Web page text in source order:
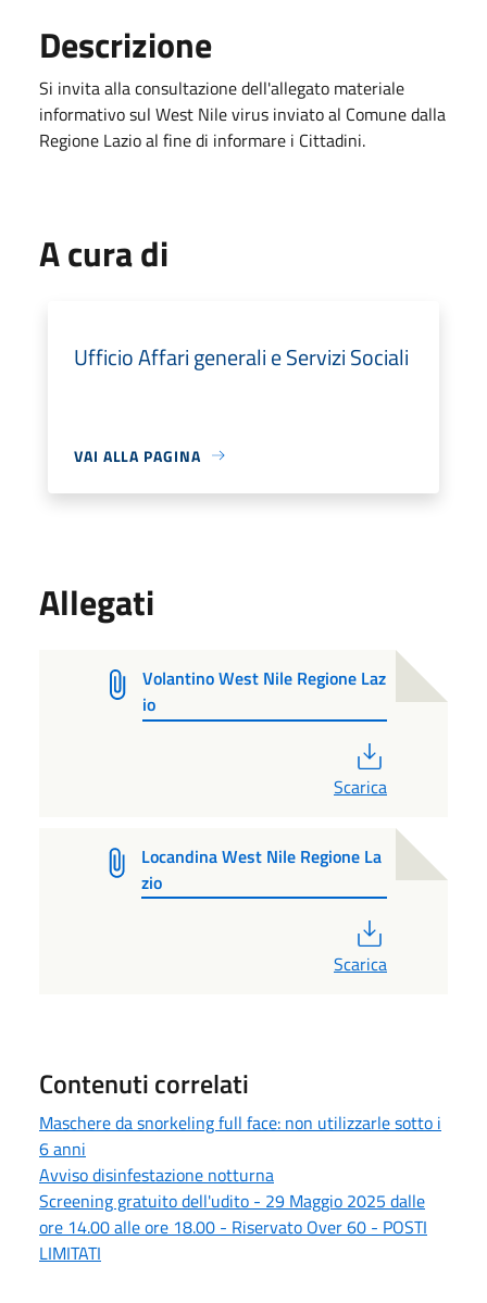
Descrizione
Si invita alla consultazione dell'allegato materiale
informativo sul West Nile virus inviato al Comune dalla
Regione Lazio al fine di informare i Cittadini.
A cura di
Ufficio Affari generali e Servizi Sociali
VAI ALLA PAGINA
Allegati
Volantino West Nile Regione Laz
io
Scarica
Locandina West Nile Regione La
zio
Scarica
Contenuti correlati
Maschere da snorkeling full face: non utilizzarle sotto i
6 anni
Avviso disinfestazione notturna
Screening gratuito dell'udito - 29 Maggio 2025 dalle
ore 14.00 alle ore 18.00 - Riservato Over 60 - POSTI
LIMITATI